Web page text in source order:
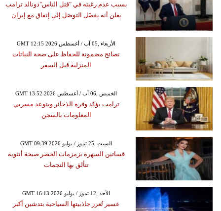
بسبب عدم رغبته في "قتل الناس"دونالد ترامب
يعلن أنه يفضَل التوصَل إلى إتفاق مع إيران
GMT 12:15 2026 الأربعاء ,05 آب / أغسطس
نصائح مضمونة للحفاظ على صحة النباتات
المنزلية قبل السفر
GMT 13:52 2026 الخميس ,06 آب / أغسطس
ترامب يؤكد وفرة الذخائر ويتوعد مسربي
المعلومات بالسجن
GMT 09:39 2026 السبت ,25 تموز / يوليو
فساتين السهرة بزمزمات الخصر صيحة أنثوية
تتألق بها النجمات
GMT 16:13 2026 الأحد ,12 تموز / يوليو
عسير تُعزز جاذبيتها السياحية بتدشين أكبر